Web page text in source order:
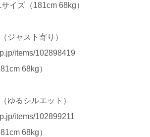
イズ（181cm 68kg）
ジャスト寄り）
items/102898419
68kg）
ゆるシルエット）
items/102899211
68kg）